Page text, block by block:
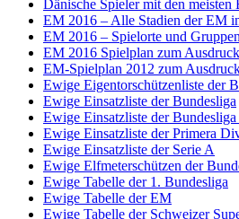
Dänische Spieler mit den meisten
EM 2016 – Alle Stadien der EM
EM 2016 – Spielorte und Gruppen
EM 2016 Spielplan zum
EM-Spielplan 2012 zum
Ewige Eigentorschützenliste der
Ewige Einsatzliste der Bundesliga
Ewige Einsatzliste der
Ewige Einsatzliste der Primera
Ewige Einsatzliste der Serie A
Ewige Elfmeterschützen der
Ewige Tabelle der 1. Bundesliga
Ewige Tabelle der EM
Ewige Tabelle der Schweizer